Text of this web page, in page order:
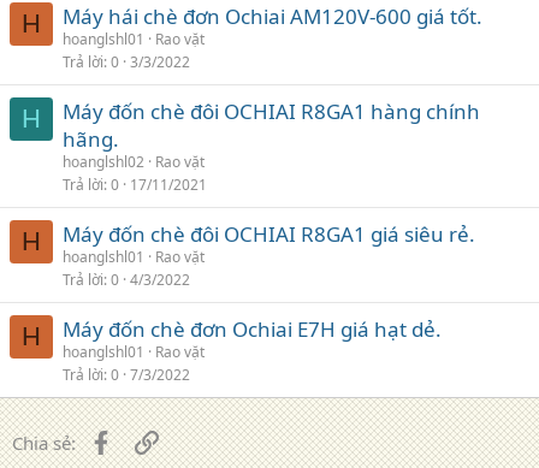
H Máy hái chè đơn Ochiai AM120V-600 giá tốt.
hoanglshl01
Rao vặt
Trả lời 0 3/3/2022
H
Máy đốn chè đôi OCHIAI R8GA1 hàng chính
hãng.
hoanglshl02 Rao vặt
Trả lời 0 17/11/2021
H Máy đốn chè đôi OCHIAI R8GA1 giá siêu rẻ.
hoanglshl01
Rao vặt
Trả lời 0 4/3/2022
H Máy đốn chè đơn Ochiai E7H giá hạt dẻ.
hoanglshl01
Rao vặt
Trả lời 0 7/3/2022
Chia sẻ: FacebookLiên kết